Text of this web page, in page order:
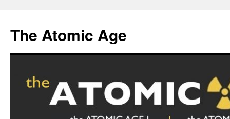
content
The Atomic Age